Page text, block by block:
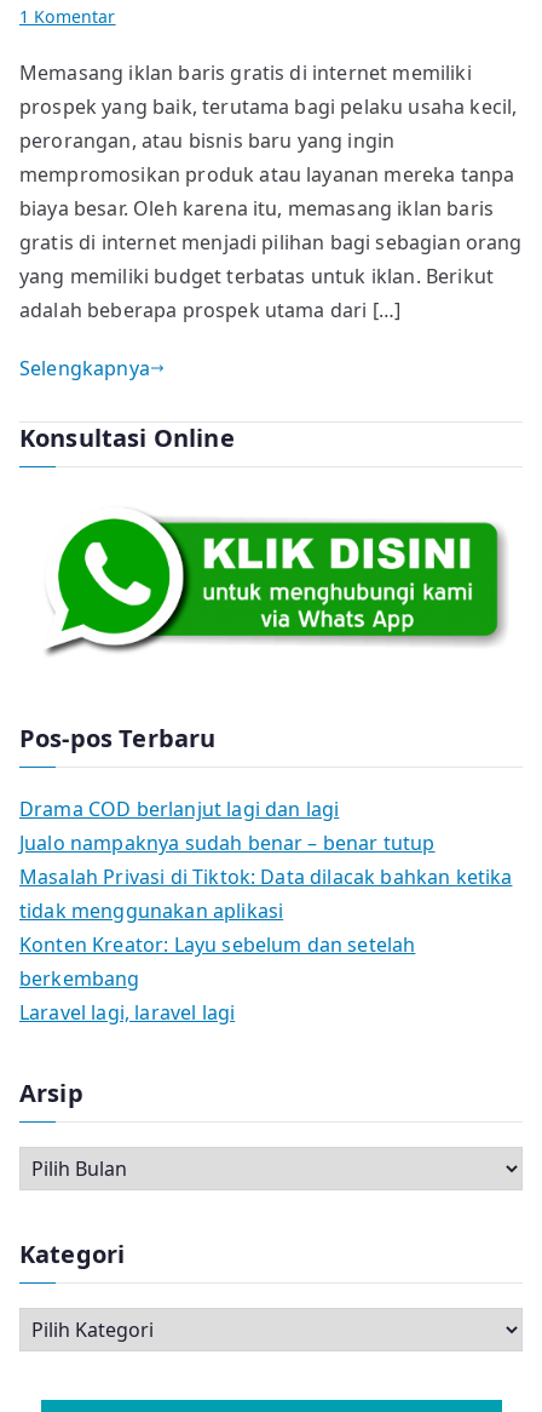
1 Komentarpada
Iklan
Baris
Gratis
di
internet
produk
Memasang iklan baris gratis di internet memiliki
prospek yang baik, terutama bagi pelaku usaha kecil,
perorangan, atau bisnis baru yang ingin
mempromosikan produk atau layanan mereka tanpa
biaya besar. Oleh karena itu, memasang iklan baris
gratis di internet menjadi pilihan bagi sebagian orang
yang memiliki budget terbatas untuk iklan. Berikut
adalah beberapa prospek utama dari […]
Selengkapnya
Konsultasi Online
Pos-pos Terbaru
Drama COD berlanjut lagi dan lagi
Jualo nampaknya sudah benar – benar tutup
Masalah Privasi di Tiktok: Data dilacak bahkan ketika
tidak menggunakan aplikasi
Konten Kreator: Layu sebelum dan setelah
berkembang
Laravel lagi, laravel lagi
Arsip
r
iKategori
a